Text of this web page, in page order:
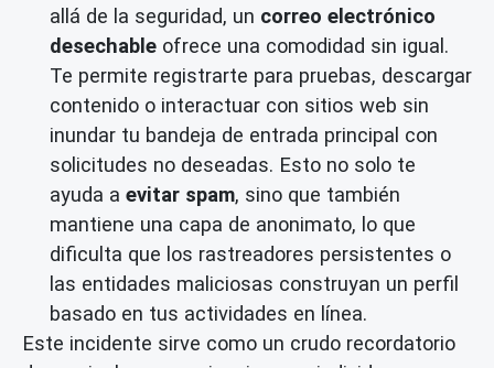
allá de la seguridad, un correo electrónico
desechable ofrece una comodidad sin igual.
Te permite registrarte para pruebas, descargar
contenido o interactuar con sitios web sin
inundar tu bandeja de entrada principal con
solicitudes no deseadas. Esto no solo te
ayuda a evitar spam, sino que también
mantiene una capa de anonimato, lo que
dificulta que los rastreadores persistentes o
las entidades maliciosas construyan un perfil
basado en tus actividades en línea.
Este incidente sirve como un crudo recordatorio